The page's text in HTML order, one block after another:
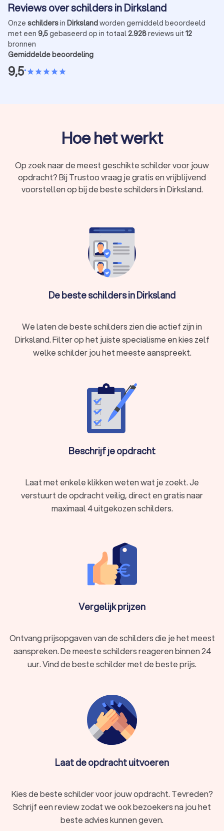
Reviews over schilders in Dirksland
Onze schildersin Dirkslandworden gemiddeld beoordeeld
met een 9,5gebaseerd op in totaal2.928reviews uit 12
bronnen
Gemiddelde beoordeling
9,5•starstarstarstarstar
Hoe het werkt
Op zoek naar de meest geschikte schilder voor jouw
opdracht? Bij Trustoo vraag je gratis en vrijblijvend
voorstellen op bij de beste schilders in Dirksland.
De beste schilders in Dirksland
We laten de beste schilders zien die actief zijn in
Dirksland. Filter op het juiste specialisme en kies zelf
welke schilder jou het meeste aanspreekt.
Beschrijf je opdracht
Laat met enkele klikken weten wat je zoekt. Je
verstuurt de opdracht veilig, direct en gratis naar
maximaal 4 uitgekozen schilders.
Vergelijk prijzen
Ontvang prijsopgaven van de schilders die je het meest
aanspreken. De meeste schilders reageren binnen 24
uur. Vind de beste schilder met de beste prijs.
Laat de opdracht uitvoeren
Kies de beste schilder voor jouw opdracht. Tevreden?
Schrijf een review zodat we ook bezoekers na jou het
beste advies kunnen geven.